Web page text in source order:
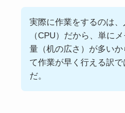
実際に作業をするのは、
（CPU）だから、単に
量（机の広さ）が多いか
て作業が早く行える訳
だ。